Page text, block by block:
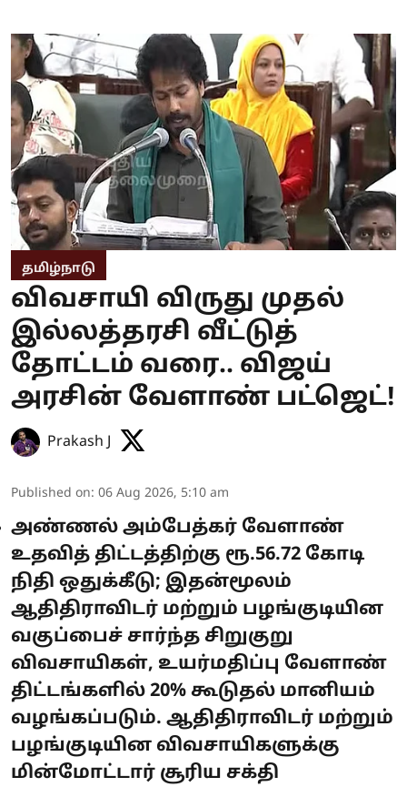
தமிழ்நாடு
விவசாயி விருது முதல்
இல்லத்தரசி வீட்டுத்
தோட்டம் வரை.. விஜய்
அரசின் வேளாண் பட்ஜெட்!
Prakash J
Published on: 06 Aug 2026, 5:10 am
அண்ணல் அம்பேத்கர் வேளாண்
உதவித் திட்டத்திற்கு ரூ.56.72 கோடி
நிதி ஒதுக்கீடு; இதன்மூலம்
ஆதிதிராவிடர் மற்றும் பழங்குடியின
வகுப்பைச் சார்ந்த சிறுகுறு
விவசாயிகள், உயர்மதிப்பு வேளாண்
திட்டங்களில் 20% கூடுதல் மானியம்
வழங்கப்படும். ஆதிதிராவிடர் மற்றும்
பழங்குடியின விவசாயிகளுக்கு
மின்மோட்டார் சூரிய சக்தி